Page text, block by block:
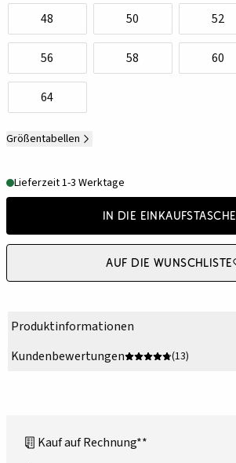
48 50 52
56 58 60
64
Größentabellen
Lieferzeit 1-3 Werktage
In die Einkaufstasche
Auf die Wunschliste
Produktinformationen
Kundenbewertungen
(13)
Kauf auf Rechnung**